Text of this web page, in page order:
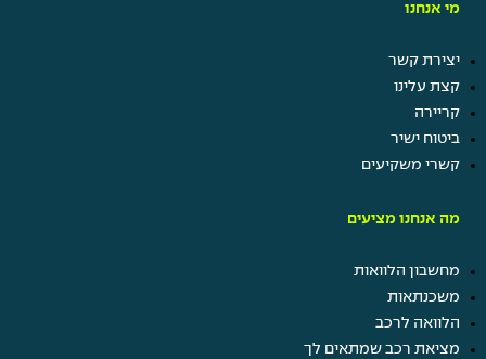
מי אנחנו
יצירת קשר
קצת עלינו
קריירה
ביטוח ישיר
קשרי משקיעים
מה אנחנו מציעים
מחשבון הלוואות
משכנתאות
הלוואה לרכב
מציאת רכב שמתאים לך